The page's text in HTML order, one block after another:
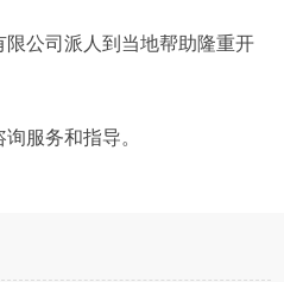
公司派人到当地帮助隆重开
服务和指导。